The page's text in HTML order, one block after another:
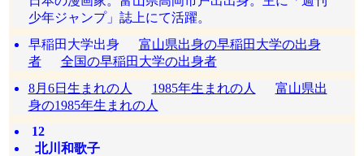
少年ジャンプ」誌上にて活躍。
早稲田大学出身 富山県出身の早稲田大学の出身
者
全国の早稲田大学の出身者
8月6日生まれの人
1985年生まれの人
富山県出
身の1985年生まれの人
12
北川和歌子